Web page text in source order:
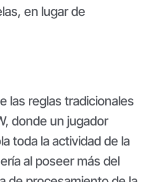
en lugar de
las reglas tradicionales
donde un jugador
toda la actividad de la
al poseer más del